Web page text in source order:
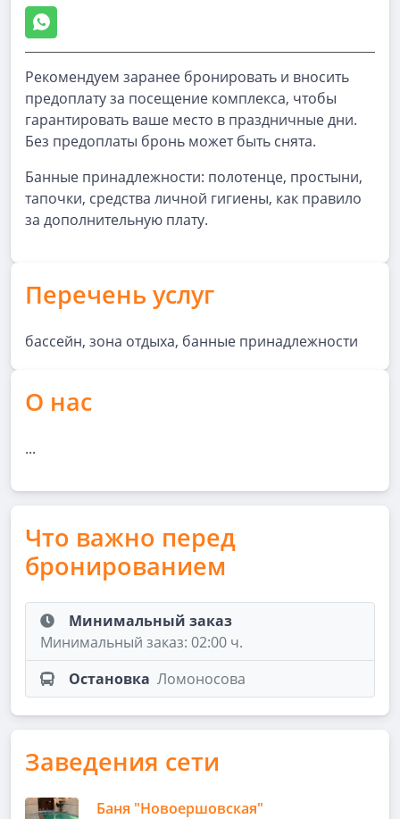
Рекомендуем заранее бронировать и вносить
предоплату за посещение комплекса, чтобы
гарантировать ваше место в праздничные дни.
Без предоплаты бронь может быть снята.
Банные принадлежности: полотенце, простыни,
тапочки, средства личной гигиены, как правило
за дополнительную плату.
Перечень услуг
бассейн, зона отдыха, банные принадлежности
О нас
...
Что важно перед
бронированием
Минимальный заказ
Минимальный заказ: 02:00 ч.
Остановка Ломоносова
Заведения сети
Баня "Новоершовская"